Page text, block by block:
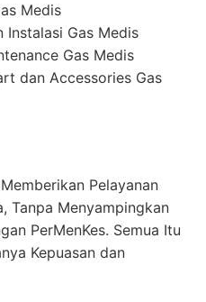
Medis
Instalasi Gas Medis
Gas Medis
dan Accessories Gas
Pelayanan
Tanpa Menyampingkan
PerMenKes. Semua Itu
Kepuasan dan